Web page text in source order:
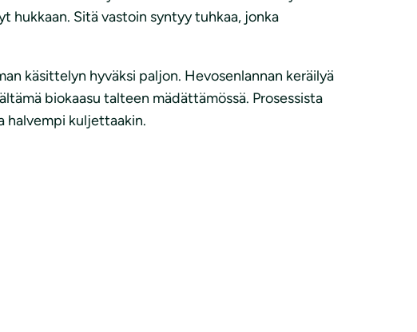
hukkaan. Sitä vastoin syntyy tuhkaa, jonka
käsittelyn hyväksi paljon. Hevosenlannan keräilyä
biokaasu talteen mädättämössä. Prosessista
halvempi kuljettaakin.